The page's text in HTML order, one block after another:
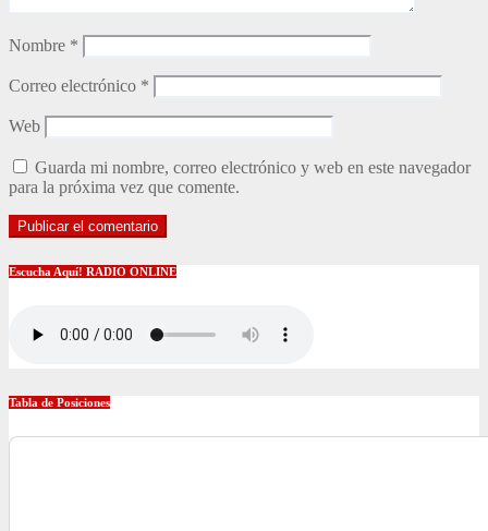
Nombre *
Correo electrónico *
Web
Guarda mi nombre, correo electrónico y web en este navegador
para la próxima vez que comente.
Escucha Aquí! RADIO ONLINE
Tabla de Posiciones